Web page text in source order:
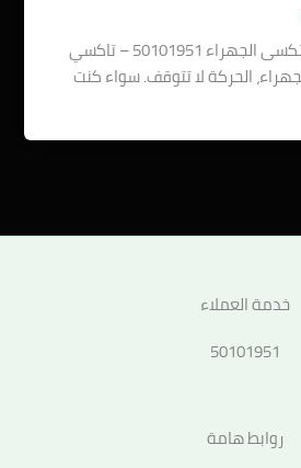
تاكسي الجهراء: رقم تكسى الجهراء 50101951 – تاكسي
الحركة لا تتوقف. سواء كنت
خدمة العملاء
50101951
روابط هامة